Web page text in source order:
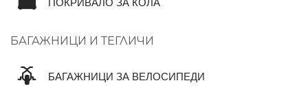
ПОКРИВАЛО ЗА КОЛА
БАГАЖНИЦИ И ТЕГЛИЧИ
БАГАЖНИЦИ ЗА ВЕЛОСИПЕДИ